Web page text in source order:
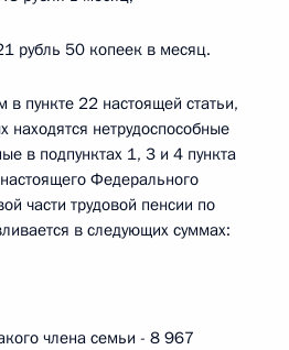
рубль 50 копеек в месяц.
пункте 22 настоящей статьи,
находятся нетрудоспособные
в подпунктах 1, 3 и 4 пункта
Федерального
части трудовой пенсии по
в следующих суммах:
члена семьи - 8 967